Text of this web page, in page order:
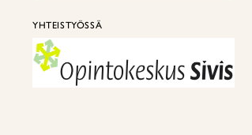
YHTEISTYÖSSÄ